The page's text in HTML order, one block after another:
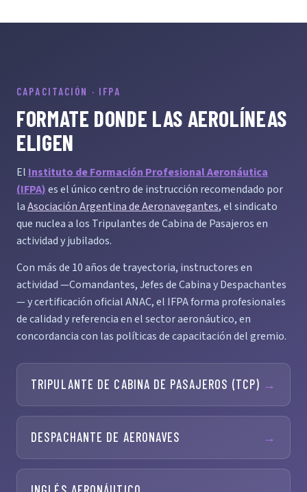
CAPACITACIÓN · IFPA
FORMATE DONDE LAS AEROLÍNEAS
ELIGEN
El Instituto de Formación Profesional Aeronáutica
(IFPA)es el único centro de instrucción recomendado por
laAsociación Argentina de Aeronavegantes, el sindicato
que nuclea a los Tripulantes de Cabina de Pasajeros en
actividad y jubilados.
Con más de 10 años de trayectoria, instructores en
actividad —Comandantes, Jefes de Cabina y Despachantes
— y certificación oficial ANAC, el IFPA forma profesionales
de calidad y referencia en el sector aeronáutico, en
concordancia con las políticas de capacitación del gremio.
TRIPULANTE DE CABINA DE PASAJEROS (TCP) →
DESPACHANTE DE AERONAVES →